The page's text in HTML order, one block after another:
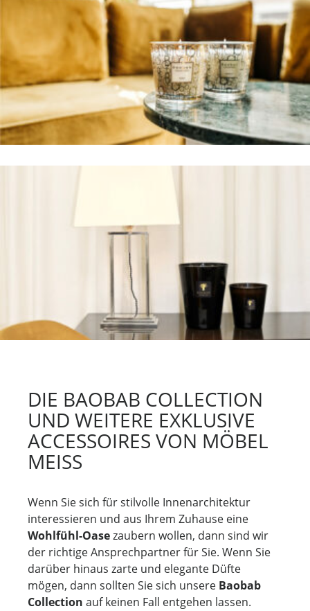
DIE BAOBAB COLLECTION
UND WEITERE EXKLUSIVE
ACCESSOIRES VON MÖBEL
MEISS
Wenn Sie sich für stilvolle Innenarchitektur
interessieren und aus Ihrem Zuhause eine
Wohlfühl-Oasezaubern wollen, dann sind wir
der richtige Ansprechpartner für Sie. Wenn Sie
darüber hinaus zarte und elegante Düfte
mögen, dann sollten Sie sich unsere Baobab
Collection auf keinen Fall entgehen lassen.